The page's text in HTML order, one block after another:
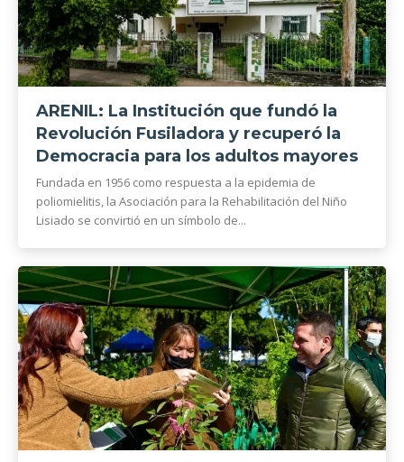
ARENIL: La Institución que fundó la
Revolución Fusiladora y recuperó la
Democracia para los adultos mayores
Fundada en 1956 como respuesta a la epidemia de
poliomielitis, la Asociación para la Rehabilitación del Niño
Lisiado se convirtió en un símbolo de...